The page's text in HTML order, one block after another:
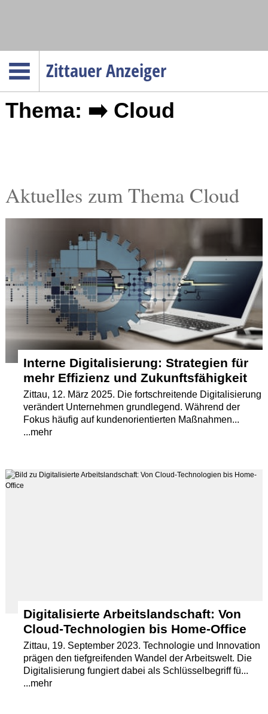
Zittauer Anzeiger
Menüpunkte
Startseite
Verkehr
Sport
Termine
Kostenlos
Thema: ➡️ Cloud
Aktuelles zum Thema Cloud
Interne Digitalisierung: Strategien für
mehr Effizienz und Zukunftsfähigkeit
Zittau, 12. März 2025. Die fortschreitende Digitalisierung
verändert Unternehmen grundlegend. Während der
Fokus häufig auf kundenorientierten Maßnahmen...
...mehr
Digitalisierte Arbeitslandschaft: Von
Cloud-Technologien bis Home-Office
Zittau, 19. September 2023. Technologie und Innovation
prägen den tiefgreifenden Wandel der Arbeitswelt. Die
Digitalisierung fungiert dabei als Schlüsselbegriff fü...
...mehr